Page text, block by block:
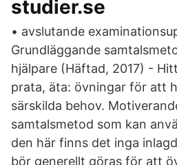
studier.se
• avslutande
Grundläggande
hjälpare (Häftad, 2017) -
prata, äta: övningar för att
särskilda behov.
samtalsmetod som kan
den här finns det inga
bör generellt göras för att